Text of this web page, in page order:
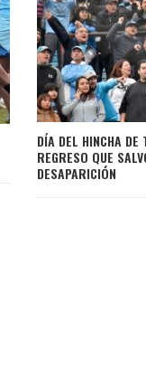
DÍA DEL HINCHA DE
REGRESO QUE
DESAPARICIÓN